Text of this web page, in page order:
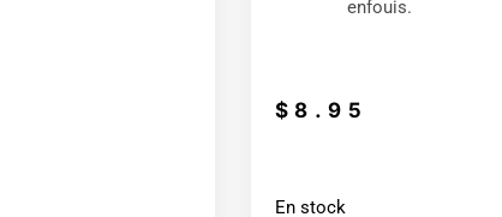
enfouis.
$8.95
En stock